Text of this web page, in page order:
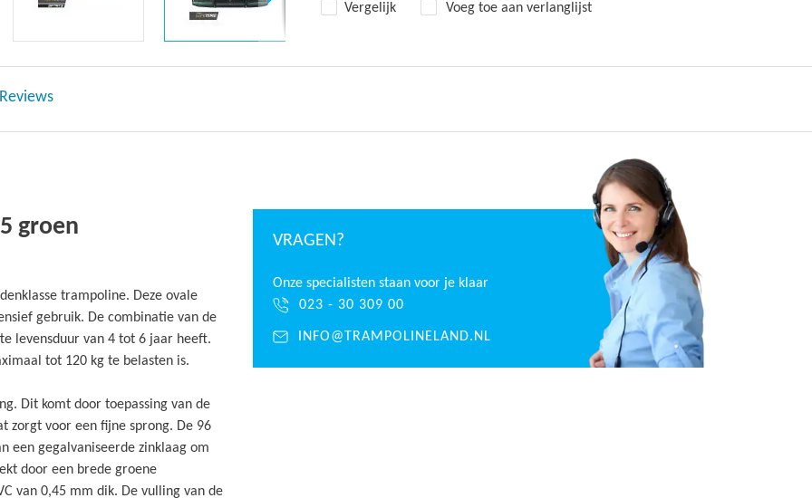
Vergelijk Voeg toe aan verlanglijst
Reviews
groen
trampoline. Deze ovale
gebruik. De combinatie van de
levensduur van 4 tot 6 jaar heeft.
tot 120 kg te belasten is.
Dit komt door toepassing van de
zorgt voor een fijne sprong. De 96
een gegalvaniseerde zinklaag om
door een brede groene
van 0,45 mm dik. De vulling van de
VRAGEN?
Onze specialisten staan voor je klaar
023 - 30 309 00
INFO@TRAMPOLINELAND.NL